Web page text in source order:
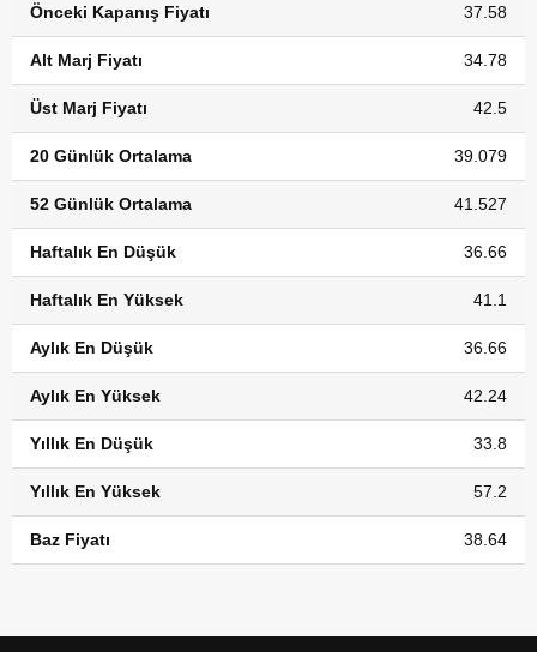
Önceki Kapanış Fiyatı 37.58
Alt Marj Fiyatı 34.78
Üst Marj Fiyatı 42.5
20 Günlük Ortalama 39.079
52 Günlük Ortalama 41.527
Haftalık En Düşük 36.66
Haftalık En Yüksek 41.1
Aylık En Düşük 36.66
Aylık En Yüksek 42.24
Yıllık En Düşük 33.8
Yıllık En Yüksek 57.2
Baz Fiyatı 38.64